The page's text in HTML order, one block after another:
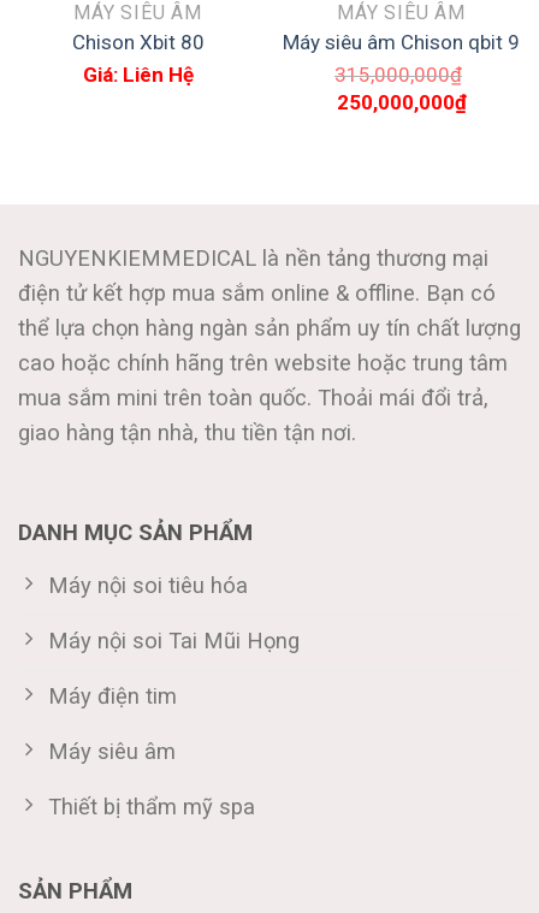
MÁY SIÊU ÂM
Chison Xbit 80
Giá: Liên Hệ
MÁY SIÊU ÂM
Máy siêu âm Chison qbit 9
315,000,000₫
Giá
250,000,000₫Giá
NGUYENKIEMMEDICAL là nền tảng thương mại
điện tử kết hợp mua sắm online & offline. Bạn có
thể lựa chọn hàng ngàn sản phẩm uy tín chất lượng
cao hoặc chính hãng trên website hoặc trung tâm
mua sắm mini trên toàn quốc. Thoải mái đổi trả,
giao hàng tận nhà, thu tiền tận nơi.
DANH MỤC SẢN PHẨM
Máy nội soi tiêu hóa
Máy nội soi Tai Mũi Họng
Máy điện tim
Máy siêu âm
Thiết bị thẩm mỹ spa
SẢN PHẨM